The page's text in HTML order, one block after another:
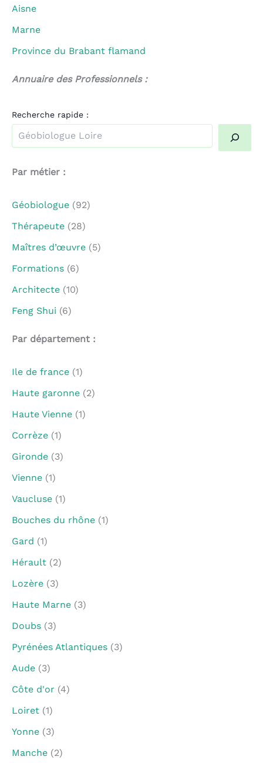
Aisne
Marne
Province du Brabant flamand
Annuaire des Professionnels :
Recherche rapide :
Par métier :
Géobiologue (92)
Thérapeute (28)
Maîtres d’œuvre (5)
Formations (6)
Architecte (10)
Feng Shui (6)
Par département :
Ile de france (1)
Haute garonne (2)
Haute Vienne (1)
Corrèze (1)
Gironde (3)
Vienne (1)
Vaucluse (1)
Bouches du rhône (1)
Gard (1)
Hérault (2)
Lozère (3)
Haute Marne (3)
Doubs (3)
Pyrénées Atlantiques (3)
Aude (3)
Côte d'or (4)
Loiret (1)
Yonne (3)
Manche (2)